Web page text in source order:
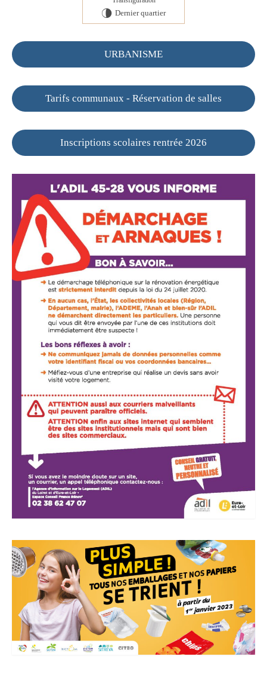
U Dernier quartier
URBANISME
Tarifs communaux - Réservation de salles
Inscriptions scolaires rentrée 2026